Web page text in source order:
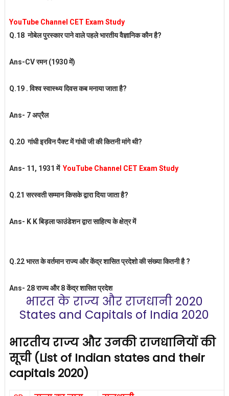
YouTube Channel CET Exam Study
Q.18 नोबेल पुरस्कार पाने वाले पहले भारतीयवैज्ञानिक कौन है?
Ans-CV रमन (1930 में)
Q.19 . विश्व स्वास्थ्य दिवस कब मनाया जाता है?
Ans- 7 अप्रैल
Q.20 गांधी इरविन पैक्ट में गांधी जी की कितनी मांगे थी?
Ans- 11, 1931 में YouTube Channel CET Exam Study
Q.21 सरस्वती सम्मान किसके द्वारा दिया जाताहै?
Ans- K K बिड़ला फाउंडेशन द्वारा साहित्य के क्षेत्र में
Q.22 भारत के वर्तमान राज्य और केंद्र शासित प्रदेशो की संख्या कितनी है ?
Ans- 28 राज्य और 8 केंद्र शासित प्रदेश
भारत के राज्य और राजधानी 2020
States and Capitals of India 2020
भारतीय राज्य और उनकी राजधानियों की
सूची (List of Indian states and their
capitals 2020)